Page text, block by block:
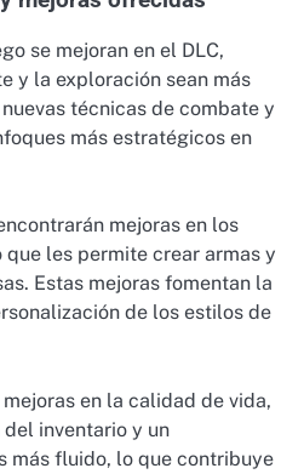
se mejoran en el DLC,
y la exploración sean más
técnicas de combate y
más estratégicos en
mejoras en los
les permite crear armas y
Estas mejoras fomentan la
de los estilos de
en la calidad de vida,
inventario y un
más fluido, lo que contribuye